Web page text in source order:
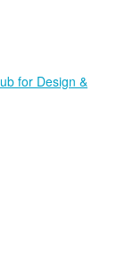
for Design &